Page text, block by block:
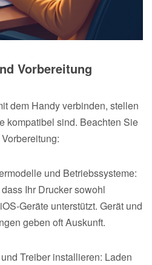
Vorbereitung
dem Handy verbinden, stellen
kompatibel sind. Beachten Sie
und Betriebssysteme:
Ihr Drucker sowohl
Geräte unterstützt. Gerät und
geben oft Auskunft.
Treiber installieren: Laden